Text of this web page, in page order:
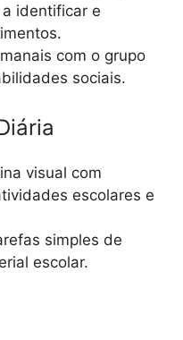
identificar e
com o grupo
sociais.
visual com
escolares e
simples de
escolar.